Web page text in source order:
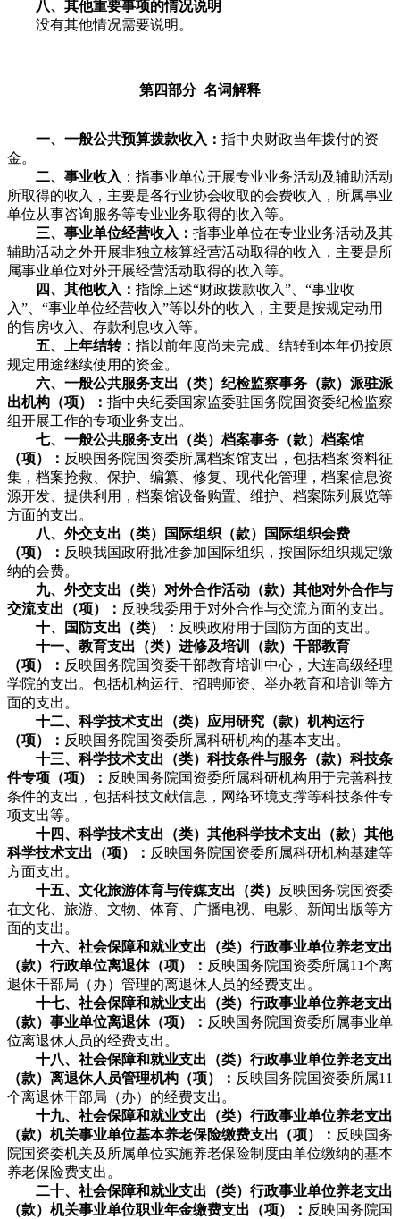
八、其他重要事项的情况说明
没有其他情况需要说明。
第四部分 名词解释
一、一般公共预算拨款收入： 指中央财政当年拨付的资
金。
二、事业收入 ：指事业单位开展专业业务活动及辅助活动
所取得的收入，主要是各行业协会收取的会费收入，所属事业
单位从事咨询服务等专业业务取得的收入等。
三、事业单位经营收入： 指事业单位在专业业务活动及其
辅助活动之外开展非独立核算经营活动取得的收入，主要是所
属事业单位对外开展经营活动取得的收入等。
四、其他收入： 指除上述“财政拨款收入”、“事业收
入”、“事业单位经营收入”等以外的收入，主要是按规定动用
的售房收入、存款利息收入等。
五、上年结转： 指以前年度尚未完成、结转到本年仍按原
规定用途继续使用的资金。
六、一般公共服务支出（类）纪检监察事务（款）派驻派
出机构（项）： 指中央纪委国家监委驻国务院国资委纪检监察
组开展工作的专项业务支出。
七、一般公共服务支出（类）档案事务（款）档案馆
（项）： 反映国务院国资委所属档案馆支出，包括档案资料征
集，档案抢救、保护、编纂、修复、现代化管理，档案信息资
源开发、提供利用，档案馆设备购置、维护、档案陈列展览等
方面的支出。
八、外交支出（类）国际组织（款）国际组织会费
（项）： 反映我国政府批准参加国际组织，按国际组织规定缴
纳的会费。
九、外交支出（类）对外合作活动（款）其他对外合作与
交流支出（项）： 反映我委用于对外合作与交流方面的支出。
十、国防支出（类）： 反映政府用于国防方面的支出。
十一、教育支出（类）进修及培训（款）干部教育
（项）： 反映国务院国资委干部教育培训中心，大连高级经理
学院的支出。包括机构运行、招聘师资、举办教育和培训等方
面的支出。
十二、科学技术支出（类）应用研究（款）机构运行
（项）： 反映国务院国资委所属科研机构的基本支出。
十三、科学技术支出（类）科技条件与服务（款）科技条
件专项（项）： 反映国务院国资委所属科研机构用于完善科技
条件的支出，包括科技文献信息，网络环境支撑等科技条件专
项支出等。
十四、科学技术支出（类）其他科学技术支出（款）其他
科学技术支出（项）： 反映国务院国资委所属科研机构基建等
方面支出。
十五、文化旅游体育与传媒支出（类）
反映国务院国资委
在文化、旅游、文物、体育、广播电视、电影、新闻出版等方
面的支出。
十六、社会保障和就业支出（类）行政事业单位养老支出
（款）行政单位离退休（项）： 反映国务院国资委所属11个离
退休干部局（办）管理的离退休人员的经费支出。
十七、社会保障和就业支出（类）行政事业单位养老支出
（款）事业单位离退休（项）： 反映国务院国资委所属事业单
位离退休人员的经费支出。
十八、社会保障和就业支出（类）行政事业单位养老支出
（款）离退休人员管理机构（项）： 反映国务院国资委所属11
个离退休干部局（办）的经费支出。
十九、社会保障和就业支出（类）行政事业单位养老支出
（款）机关事业单位基本养老保险缴费支出（项）： 反映国务
院国资委机关及所属单位实施养老保险制度由单位缴纳的基本
养老保险费支出。
二十、社会保障和就业支出（类）行政事业单位养老支出
（款）机关事业单位职业年金缴费支出（项）： 反映国务院国